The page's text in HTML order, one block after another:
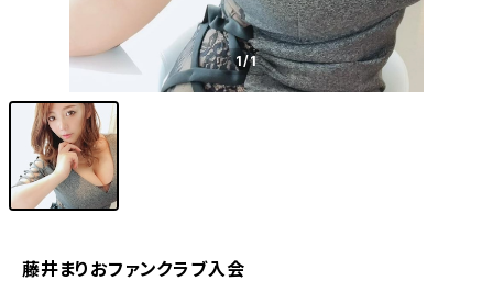
1/1
藤井まりおファンクラブ入会